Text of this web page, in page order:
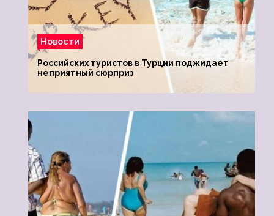
Новости
Российских туристов в Турции поджидает
неприятный сюрприз